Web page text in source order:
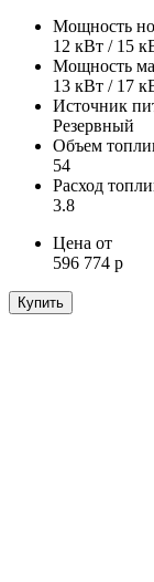
Мощность
12 кВт / 15
Мощность
13 кВт / 17
Источник
Резервный
Объем
54
Расход
3.8
Цена от
596 774 р
Купить